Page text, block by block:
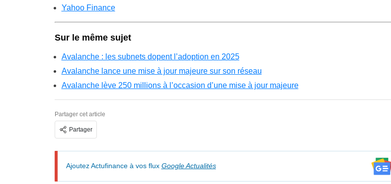
Yahoo Finance
Sur le même sujet
Avalanche : les subnets dopent l’adoption en 2025
Avalanche lance une mise à jour majeure sur son réseau
Avalanche lève 250 millions à l’occasion d’une mise à jour majeure
Partager cet article
Partager
Ajoutez Actufinance à vos flux Google Actualités